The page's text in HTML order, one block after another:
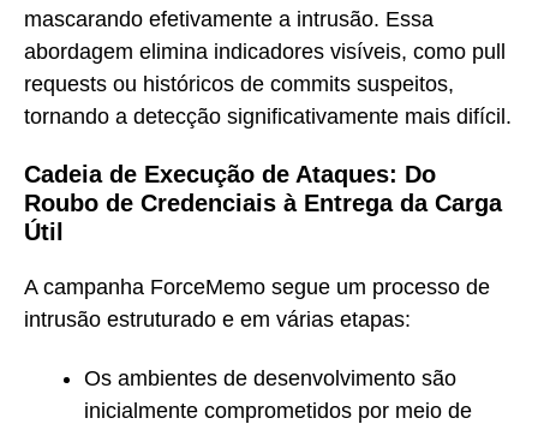
mascarando efetivamente a intrusão. Essa
abordagem elimina indicadores visíveis, como pull
requests ou históricos de commits suspeitos,
tornando a detecção significativamente mais difícil.
Cadeia de Execução de Ataques: Do
Roubo de Credenciais à Entrega da Carga
Útil
A campanha ForceMemo segue um processo de
intrusão estruturado e em várias etapas:
Os ambientes de desenvolvimento são
inicialmente comprometidos por meio de